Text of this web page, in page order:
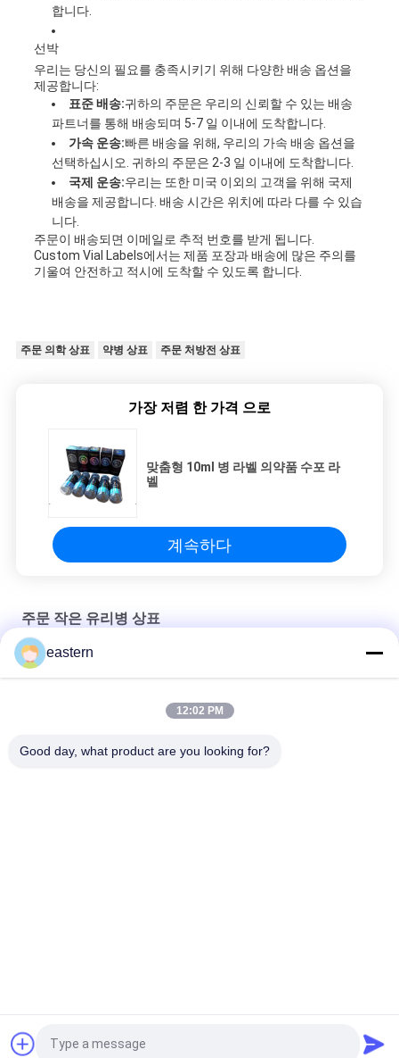
합니다.
선박
우리는 당신의 필요를 충족시키기 위해 다양한 배송 옵션을
제공합니다:
표준 배송:귀하의 주문은 우리의 신뢰할 수 있는 배송
파트너를 통해 배송되며 5-7 일 이내에 도착합니다.
가속 운송:빠른 배송을 위해, 우리의 가속 배송 옵션을
선택하십시오. 귀하의 주문은 2-3 일 이내에 도착합니다.
국제 운송:우리는 또한 미국 이외의 고객을 위해 국제
배송을 제공합니다. 배송 시간은 위치에 따라 다를 수 있습
니다.
주문이 배송되면 이메일로 추적 번호를 받게 됩니다.
Custom Vial Labels에서는 제품 포장과 배송에 많은 주의를
기울여 안전하고 적시에 도착할 수 있도록 합니다.
주문 의학 상표 약병 상표 주문 처방전 상표
가장 저렴 한 가격 으로
맞춤형 10ml 병 라벨 의약품 수포 라
벨
계속하다
주문 작은 유리병 상표
Sus 250 10ml 유리 바이알 라벨
10ml 병용 맞춤형 인쇄 스티커 개인화된 라벨
금색 로고
약제 포장 상자
eastern
12:02 PM
Good day, what product are you looking for?